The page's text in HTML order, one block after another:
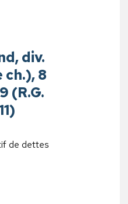
div.
ch.), 8
(R.G.
de dettes